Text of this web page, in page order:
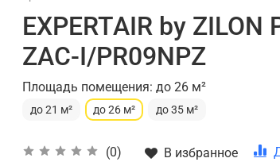
EXPERTAIR by ZILON
ZAC-I/PR09NPZ
Площадь помещения: до 26 м²
до 21 м² до 26 м² до 35 м²
(0) В избранное